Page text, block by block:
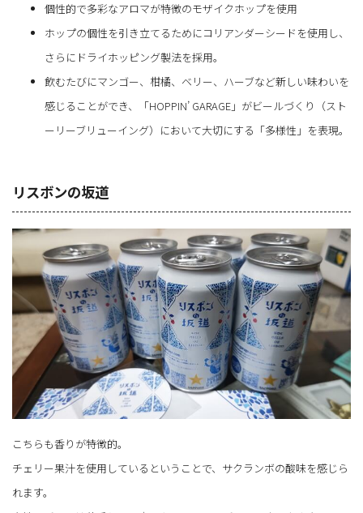
個性的で多彩なアロマが特徴のモザイクホップを使用
ホップの個性を引き立てるためにコリアンダーシードを使用し、
さらにドライホッピング製法を採用。
飲むたびにマンゴー、柑橘、ベリー、ハーブなど新しい味わいを
感じることができ、「HOPPIN’ GARAGE」がビールづくり（スト
ーリーブリューイング）において大切にする「多様性」を表現。
リスボンの坂道
こちらも香りが特徴的。
チェリー果汁を使用しているということで、サクランボの酸味を感じら
れます。